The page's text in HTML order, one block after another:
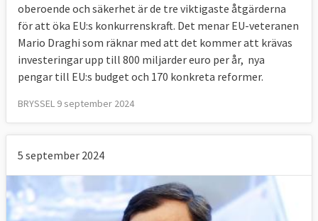
oberoende och säkerhet är de tre viktigaste åtgärderna
för att öka EU:s konkurrenskraft. Det menar EU-veteranen
Mario Draghi som räknar med att det kommer att krävas
investeringar upp till 800 miljarder euro per år, nya
pengar till EU:s budget och 170 konkreta reformer.
BRYSSEL 9 september 2024
5 september 2024